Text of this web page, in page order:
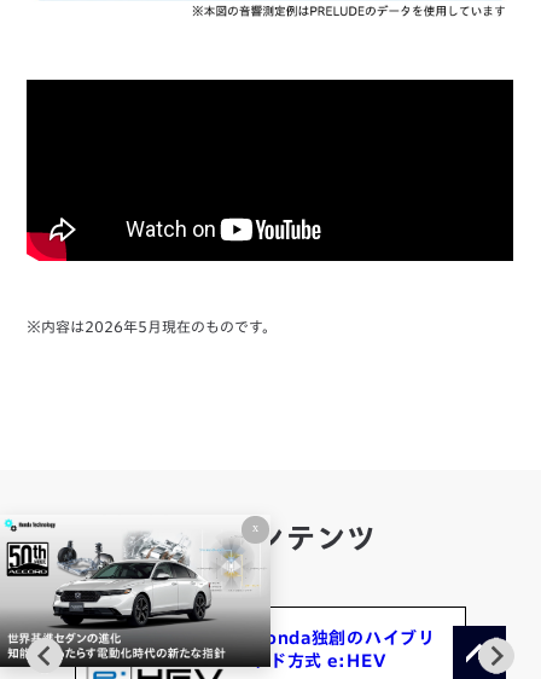
※内容は2026年5月現在のものです。
関連コンテンツ
Honda独創のハイブリ
ッド方式 e:HEV
x